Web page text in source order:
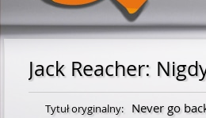
Jack Reacher:
Tytuł oryginalny: Never go